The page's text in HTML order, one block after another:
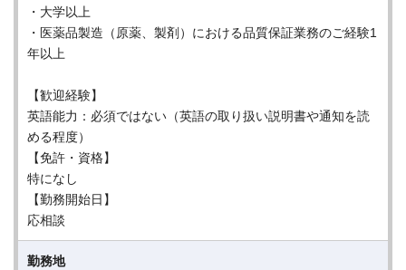
・大学以上
・医薬品製造（原薬、製剤）における品質保証業務のご経験1
年以上
【歓迎経験】
英語能力：必須ではない（英語の取り扱い説明書や通知を読
める程度）
【免許・資格】
特になし
【勤務開始日】
応相談
勤務地